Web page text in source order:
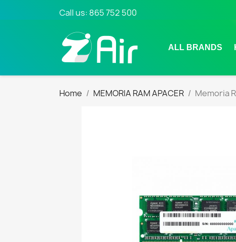
Call us: 865 752 500
ALL BRANDS
Home MEMORIA RAM APACER Memoria